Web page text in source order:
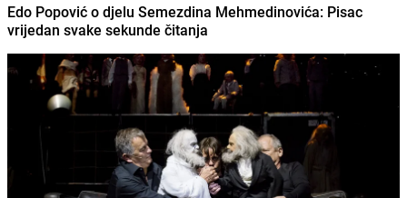
Edo Popović o djelu Semezdina Mehmedinovića: Pisac
vrijedan svake sekunde čitanja